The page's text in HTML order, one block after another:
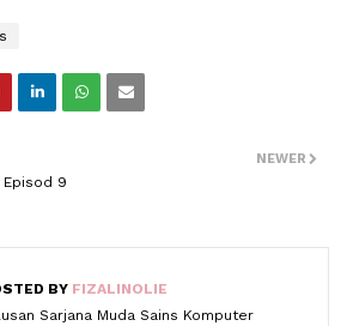
NEWER
Episod 9
BY FIZALINOLIE
Sarjana Muda Sains Komputer